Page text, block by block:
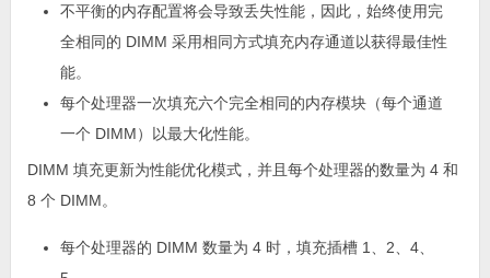
不平衡的内存配置将会导致丢失性能，因此，始终使用完
全相同的 DIMM 采用相同方式填充内存通道以获得最佳性
能。
每个处理器一次填充六个完全相同的内存模块（每个通道
一个 DIMM）以最大化性能。
DIMM 填充更新为性能优化模式，并且每个处理器的数量为 4 和
8 个 DIMM。
每个处理器的 DIMM 数量为 4 时，填充插槽 1、2、4、